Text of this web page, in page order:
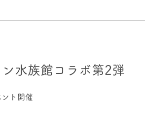
水族館コラボ第2弾
ト開催